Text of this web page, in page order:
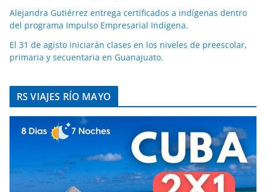
Alejandra Gutiérrez entrega certificados a indígenas dentro
del programa Impulso Empresarial Indígena.
El 31 de agisto iniciarán clases en los niveles de preescolar,
primaria y secuentaria en Guanajuato.
RS VIAJES RÍO MAYO